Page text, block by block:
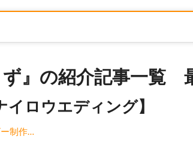
』の紹介記事一覧
ロウエディング】
制作…